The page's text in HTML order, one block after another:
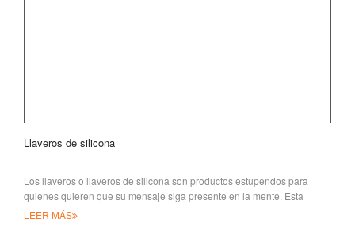
Llaveros de silicona
Los llaveros o llaveros de silicona son productos estupendos para
quienes quieren que su mensaje siga presente en la mente. Esta
colección de ke
LEER MÁS